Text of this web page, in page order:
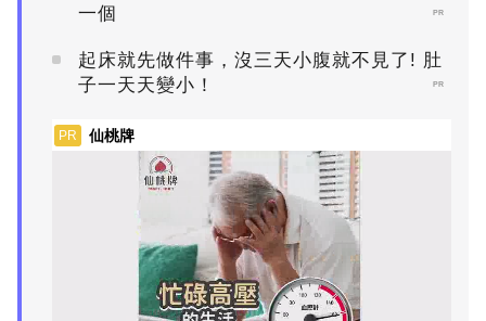
一個
PR
起床就先做件事，沒三天小腹就不見了! 肚
子一天天變小！
PR
PR 仙桃牌